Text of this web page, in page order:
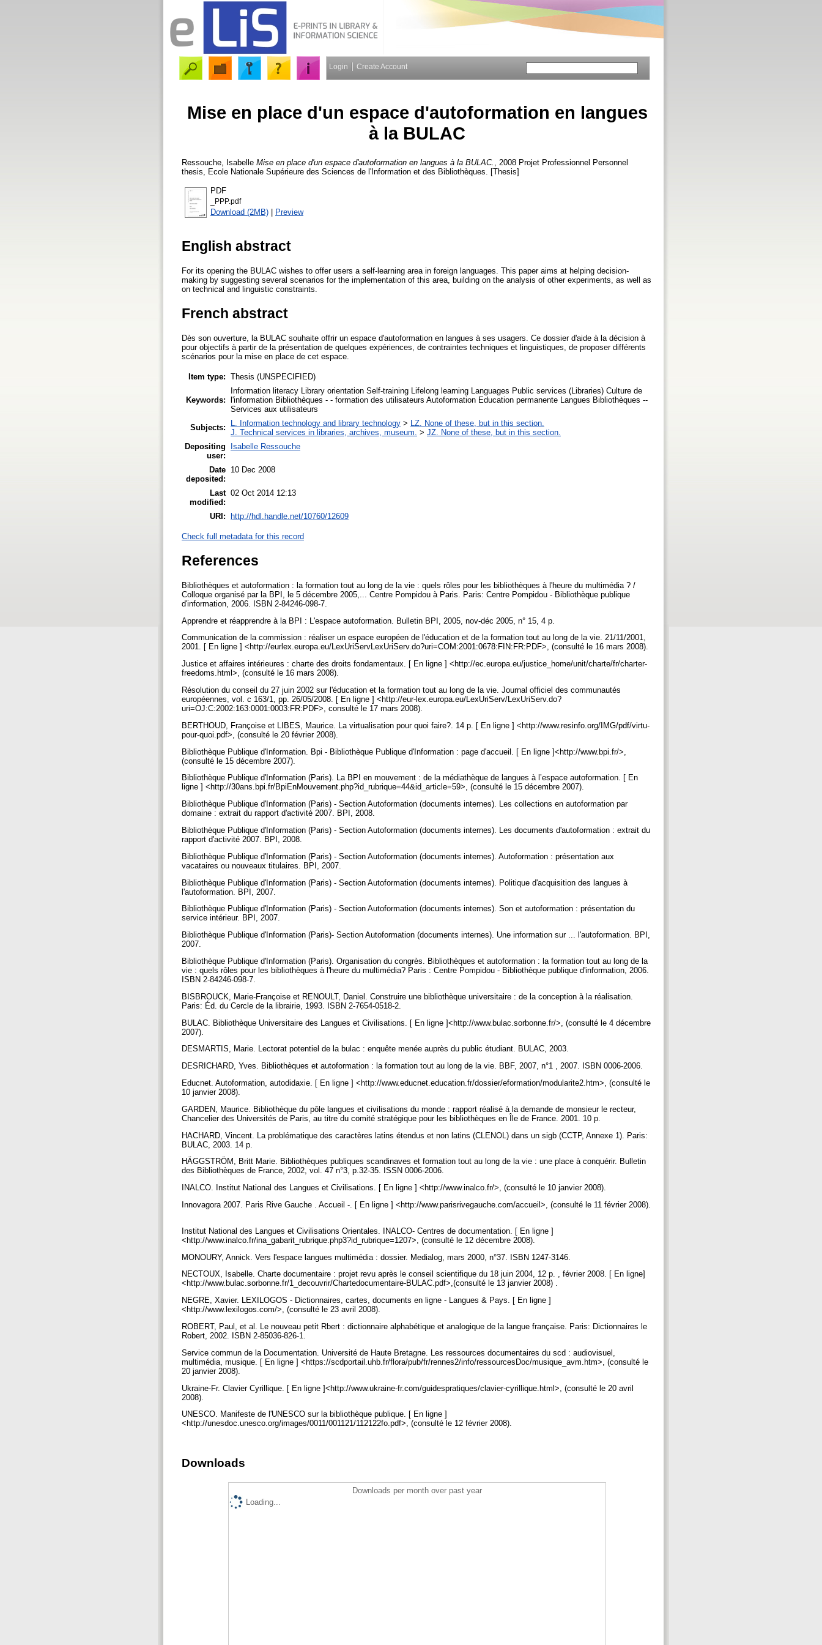
Login Create Account
Mise en place d'un espace d'autoformation en langues
à la BULAC
Ressouche, Isabelle Mise en place d'un espace d'autoformation en langues à la BULAC.
, 2008 Projet Professionnel Personnel
thesis, Ecole Nationale Supérieure des Sciences de l'Information et des Bibliothèques. [Thesis]
PDF
_PPP.pdf
Download (2MB) | Preview
English abstract
For its opening the BULAC wishes to offer users a self-learning area in foreign languages. This paper aims at helping decision-
making by suggesting several scenarios for the implementation of this area, building on the analysis of other experiments, as well as
on technical and linguistic constraints.
French abstract
Dès son ouverture, la BULAC souhaite offrir un espace d'autoformation en langues à ses usagers. Ce dossier d'aide à la décision à
pour objectifs à partir de la présentation de quelques expériences, de contraintes techniques et linguistiques, de proposer différents
scénarios pour la mise en place de cet espace.
Item type: Thesis (UNSPECIFIED)
Keywords:
Information literacy Library orientation Self-training Lifelong learning Languages Public services (Libraries) Culture de
l'information Bibliothèques - - formation des utilisateurs Autoformation Education permanente Langues Bibliothèques --
Services aux utilisateurs
Subjects:
L. Information technology and library technology >
LZ. None of these, but in this section.
J. Technical services in libraries, archives, museum. > JZ. None of these, but in this section.
Depositing
user:
Isabelle Ressouche
Date
deposited:
10 Dec 2008
Last
modified:
02 Oct 2014 12:13
URI: http://hdl.handle.net/10760/12609
Check full metadata for this record
References
Bibliothèques et autoformation : la formation tout au long de la vie : quels rôles pour les bibliothèques à l'heure du multimédia ? /
Colloque organisé par la BPI, le 5 décembre 2005,... Centre Pompidou à Paris. Paris: Centre Pompidou - Bibliothèque publique
d'information, 2006. ISBN 2-84246-098-7.
Apprendre et réapprendre à la BPI : L'espace autoformation. Bulletin BPI, 2005, nov-déc 2005, n° 15, 4 p.
Communication de la commission : réaliser un espace européen de l'éducation et de la formation tout au long de la vie. 21/11/2001,
2001. [ En ligne ] <http://eurlex.europa.eu/LexUriServLexUriServ.do?uri=COM:2001:0678:FIN:FR:PDF>, (consulté le 16 mars 2008).
Justice et affaires intérieures : charte des droits fondamentaux. [ En ligne ] <http://ec.europa.eu/justice_home/unit/charte/fr/charter-
freedoms.html>, (consulté le 16 mars 2008).
Résolution du conseil du 27 juin 2002 sur l'éducation et la formation tout au long de la vie. Journal officiel des communautés
européennes, vol. c 163/1, pp. 26/05/2008. [ En ligne ] <http://eur-lex.europa.eu/LexUriServ/LexUriServ.do?
uri=OJ:C:2002:163:0001:0003:FR:PDF>, consulté le 17 mars 2008).
BERTHOUD, Françoise et LIBES, Maurice. La virtualisation pour quoi faire?. 14 p. [ En ligne ] <http://www.resinfo.org/IMG/pdf/virtu-
pour-quoi.pdf>, (consulté le 20 février 2008).
Bibliothèque Publique d'Information. Bpi - Bibliothèque Publique d'Information : page d'accueil. [ En ligne ]<http://www.bpi.fr/>,
(consulté le 15 décembre 2007).
Bibliothèque Publique d'Information (Paris). La BPI en mouvement : de la médiathèque de langues à l’espace autoformation. [ En
ligne ] <http://30ans.bpi.fr/BpiEnMouvement.php?id_rubrique=44&id_article=59>, (consulté le 15 décembre 2007).
Bibliothèque Publique d'Information (Paris) - Section Autoformation (documents internes). Les collections en autoformation par
domaine : extrait du rapport d'activité 2007. BPI, 2008.
Bibliothèque Publique d'Information (Paris) - Section Autoformation (documents internes). Les documents d'autoformation : extrait du
rapport d'activité 2007. BPI, 2008.
Bibliothèque Publique d'Information (Paris) - Section Autoformation (documents internes). Autoformation : présentation aux
vacataires ou nouveaux titulaires. BPI, 2007.
Bibliothèque Publique d'Information (Paris) - Section Autoformation (documents internes). Politique d'acquisition des langues à
l'autoformation. BPI, 2007.
Bibliothèque Publique d'Information (Paris) - Section Autoformation (documents internes). Son et autoformation : présentation du
service intérieur. BPI, 2007.
Bibliothèque Publique d'Information (Paris)- Section Autoformation (documents internes). Une information sur ... l'autoformation. BPI,
2007.
Bibliothèque Publique d'Information (Paris). Organisation du congrès. Bibliothèques et autoformation : la formation tout au long de la
vie : quels rôles pour les bibliothèques à l'heure du multimédia? Paris : Centre Pompidou - Bibliothèque publique d'information, 2006.
ISBN 2-84246-098-7.
BISBROUCK, Marie-Françoise et RENOULT, Daniel. Construire une bibliothèque universitaire : de la conception à la réalisation.
Paris: Éd. du Cercle de la librairie, 1993. ISBN 2-7654-0518-2.
BULAC. Bibliothèque Universitaire des Langues et Civilisations. [ En ligne ]<http://www.bulac.sorbonne.fr/>, (consulté le 4 décembre
2007).
DESMARTIS, Marie. Lectorat potentiel de la bulac : enquête menée auprès du public étudiant. BULAC, 2003.
DESRICHARD, Yves. Bibliothèques et autoformation : la formation tout au long de la vie. BBF, 2007, n°1 , 2007. ISBN 0006-2006.
Educnet. Autoformation, autodidaxie. [ En ligne ] <http://www.educnet.education.fr/dossier/eformation/modularite2.htm>, (consulté le
10 janvier 2008).
GARDEN, Maurice. Bibliothèque du pôle langues et civilisations du monde : rapport réalisé à la demande de monsieur le recteur,
Chancelier des Universités de Paris, au titre du comité stratégique pour les bibliothèques en Île de France. 2001. 10 p.
HACHARD, Vincent. La problématique des caractères latins étendus et non latins (CLENOL) dans un sigb (CCTP, Annexe 1). Paris:
BULAC, 2003. 14 p.
HÄGGSTRÖM, Britt Marie. Bibliothèques publiques scandinaves et formation tout au long de la vie : une place à conquérir. Bulletin
des Bibliothèques de France, 2002, vol. 47 n°3, p.32-35. ISSN 0006-2006.
INALCO. Institut National des Langues et Civilisations. [ En ligne ] <http://www.inalco.fr/>, (consulté le 10 janvier 2008).
Innovagora 2007. Paris Rive Gauche . Accueil -. [ En ligne ] <http://www.parisrivegauche.com/accueil>, (consulté le 11 février 2008).
Institut National des Langues et Civilisations Orientales. INALCO- Centres de documentation. [ En ligne ]
<http://www.inalco.fr/ina_gabarit_rubrique.php3?id_rubrique=1207>, (consulté le 12 décembre 2008).
MONOURY, Annick. Vers l'espace langues multimédia : dossier. Medialog, mars 2000, n°37. ISBN 1247-3146.
NECTOUX, Isabelle. Charte documentaire : projet revu après le conseil scientifique du 18 juin 2004, 12 p. , février 2008. [ En ligne]
<http://www.bulac.sorbonne.fr/1_decouvrir/Chartedocumentaire-BULAC.pdf>,(consulté le 13 janvier 2008) .
NEGRE, Xavier. LEXILOGOS - Dictionnaires, cartes, documents en ligne - Langues & Pays. [ En ligne ]
<http://www.lexilogos.com/>, (consulté le 23 avril 2008).
ROBERT, Paul, et al. Le nouveau petit Rbert : dictionnaire alphabétique et analogique de la langue française. Paris: Dictionnaires le
Robert, 2002. ISBN 2-85036-826-1.
Service commun de la Documentation. Université de Haute Bretagne. Les ressources documentaires du scd : audiovisuel,
multimédia, musique. [ En ligne ] <https://scdportail.uhb.fr/flora/pub/fr/rennes2/info/ressourcesDoc/musique_avm.htm>, (consulté le
20 janvier 2008).
Ukraine-Fr. Clavier Cyrillique. [ En ligne ]<http://www.ukraine-fr.com/guidespratiques/clavier-cyrillique.html>, (consulté le 20 avril
2008).
UNESCO. Manifeste de l'UNESCO sur la bibliothèque publique. [ En ligne ]
<http://unesdoc.unesco.org/images/0011/001121/112122fo.pdf>, (consulté le 12 février 2008).
Downloads
Downloads per month over past year
Loading...